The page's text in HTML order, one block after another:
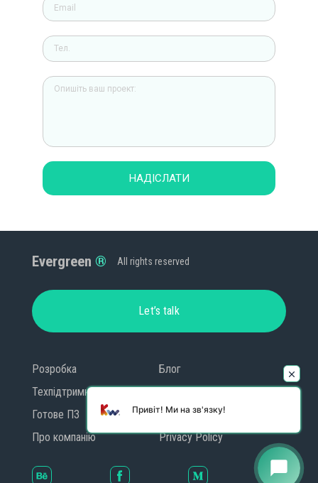
НАДІСЛАТИ
Evergreen All rights reserved
Let’s talk
Розробка
Техпідтримка
Готове ПЗ
Про компанію
Блог
Контакти
GDPR
Privacy Policy
Привіт! Ми на зв'язку!
chat_bubble